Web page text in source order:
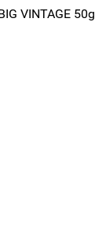
VINTAGE 50g